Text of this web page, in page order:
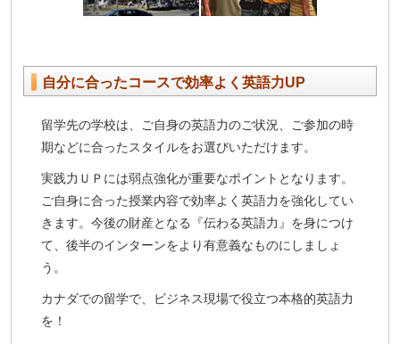
自分に合ったコースで効率よく英語力UP
留学先の学校は、ご自身の英語力のご状況、ご参加の時
期などに合ったスタイルをお選びいただけます。
実践力ＵＰには弱点強化が重要なポイントとなります。
ご自身に合った授業内容で効率よく英語力を強化してい
きます。今後の財産となる『伝わる英語力』を身につけ
て、後半のインターンをより有意義なものにしましょ
う。
カナダでの留学で、ビジネス現場で役立つ本格的英語力
を！